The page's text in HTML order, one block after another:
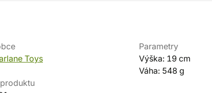
Toys
Parametry
Výška: 19 cm
Váha: 548 g